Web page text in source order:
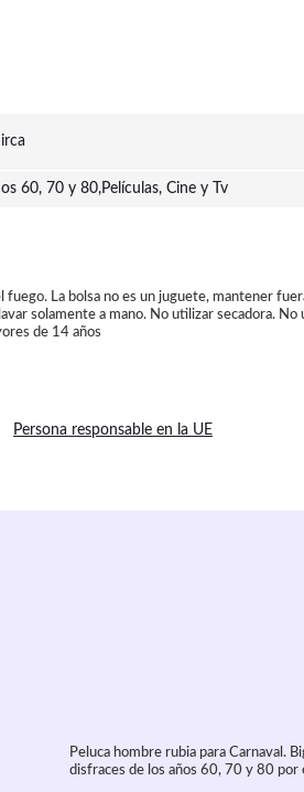
60, 70 y 80,Películas, Cine y Tv
fuego. La bolsa no es un juguete, mantener
solamente a mano. No utilizar secadora.
de 14 años
Persona responsable en la UE
Peluca hombre rubia para Carnaval.
disfraces de los años 60, 70 y 80 por